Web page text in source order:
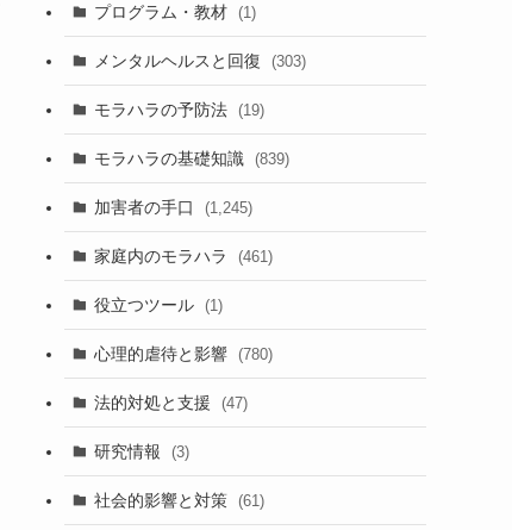
プログラム・教材 (1)
メンタルヘルスと回復 (303)
モラハラの予防法 (19)
モラハラの基礎知識 (839)
加害者の手口 (1,245)
家庭内のモラハラ (461)
役立つツール (1)
心理的虐待と影響 (780)
法的対処と支援 (47)
研究情報 (3)
社会的影響と対策 (61)